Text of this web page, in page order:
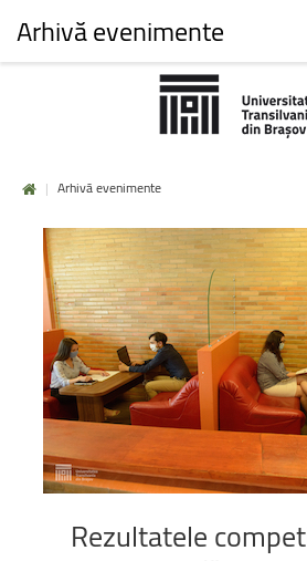
| Arhivă evenimente
Rezultatele
Arhivă evenimente